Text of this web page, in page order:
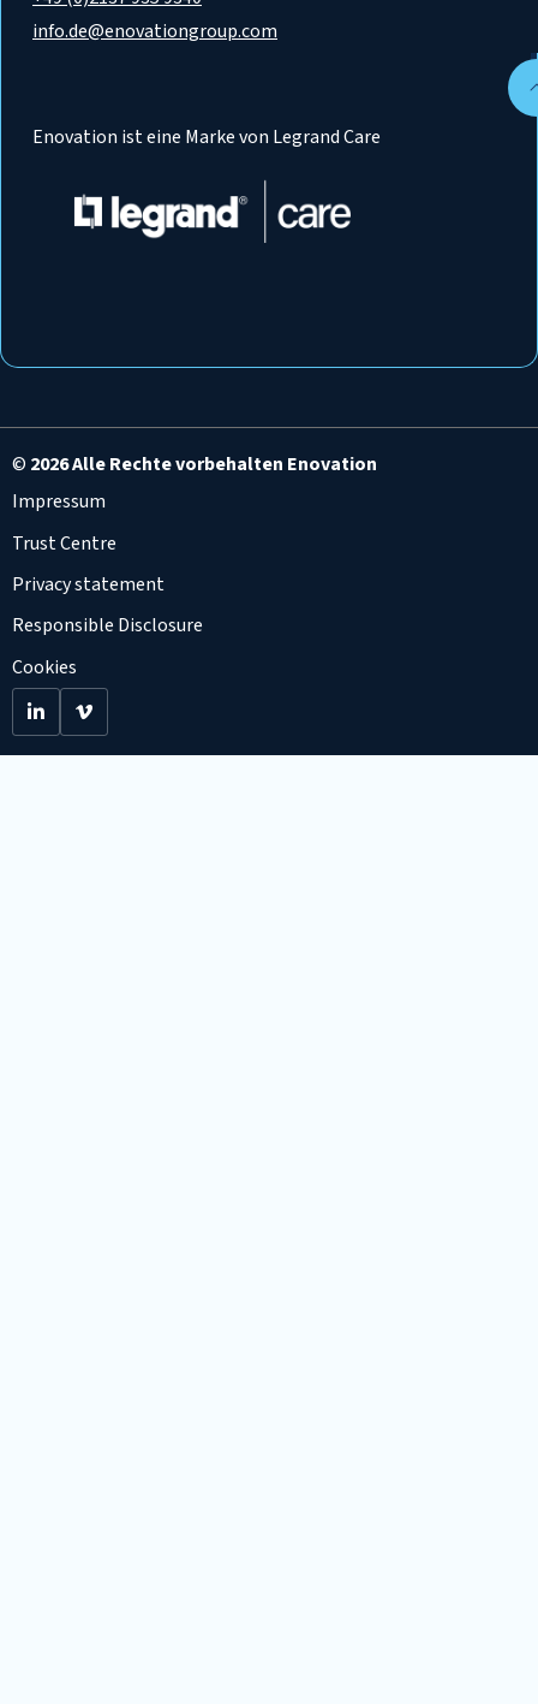
info.de@enovationgroup.com
Enovation ist eine Marke von Legrand Care
© 2026 Alle Rechte vorbehalten Enovation
Impressum
Trust Centre
Privacy statement
Responsible Disclosure
Cookies
Go
to
Go
to